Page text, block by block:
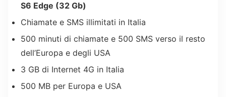
S6 Edge (32 Gb)
Chiamate e SMS illimitati in Italia
500 minuti di chiamate e 500 SMS verso il resto
dell’Europa e degli USA
3 GB di Internet 4G in Italia
500 MB per Europa e USA